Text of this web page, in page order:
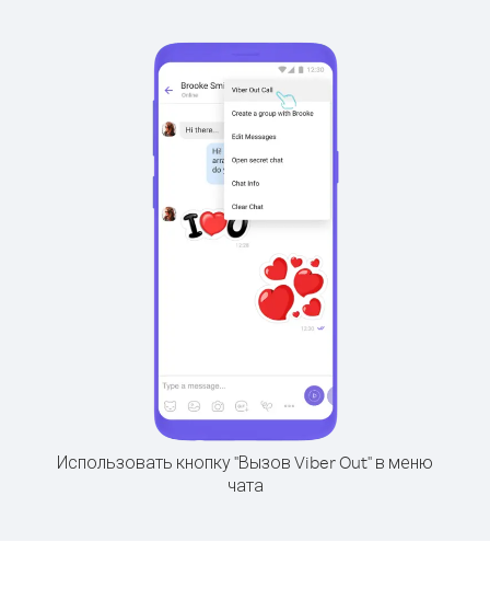
Использовать кнопку "Вызов Viber Out" в меню
чата